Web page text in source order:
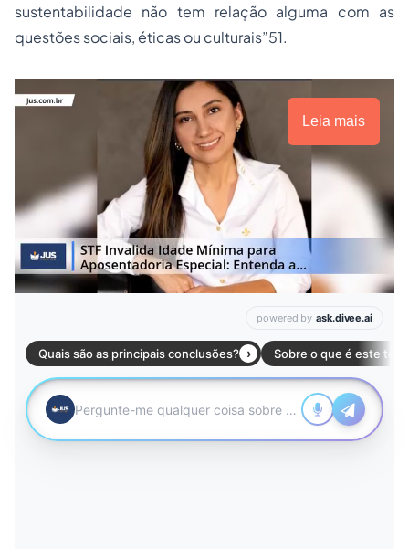
sustentabilidade não tem relação alguma com as
questões sociais, éticas ou culturais”51.
Leia mais